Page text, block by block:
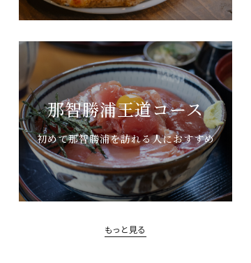
那智勝浦王道コース
初めて那智勝浦を訪れる人におすすめ
もっと見る